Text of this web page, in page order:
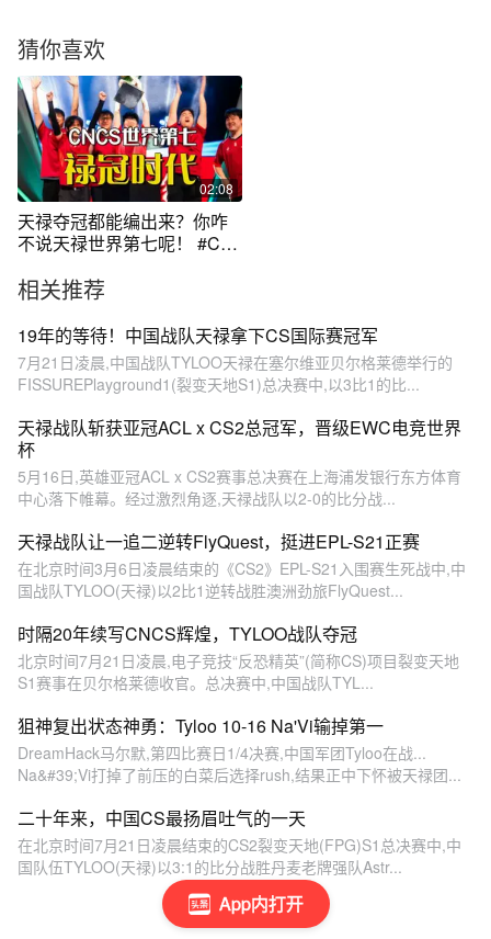
App内打开
猜你喜欢
02:08
天禄夺冠都能编出来？你咋
不说天禄世界第七呢！ #CS2
相关推荐
19年的等待！中国战队天禄拿下CS国际赛冠军
7月21日凌晨,中国战队TYLOO天禄在塞尔维亚贝尔格莱德举行的
FISSUREPlayground1(裂变天地S1)总决赛中,以3比1的比...
天禄战队斩获亚冠ACL x CS2总冠军，晋级EWC电竞世界
杯
5月16日,英雄亚冠ACL x CS2赛事总决赛在上海浦发银行东方体育
中心落下帷幕。经过激烈角逐,天禄战队以2-0的比分战...
天禄战队让一追二逆转FlyQuest，挺进EPL-S21正赛
在北京时间3月6日凌晨结束的《CS2》EPL-S21入围赛生死战中,中
国战队TYLOO(天禄)以2比1逆转战胜澳洲劲旅FlyQuest...
时隔20年续写CNCS辉煌，TYLOO战队夺冠
北京时间7月21日凌晨,电子竞技“反恐精英”(简称CS)项目裂变天地
S1赛事在贝尔格莱德收官。总决赛中,中国战队TYL...
狙神复出状态神勇：Tyloo 10-16 Na'Vi输掉第一
DreamHack马尔默,第四比赛日1/4决赛,中国军团Tyloo在战...
Na&#39;Vi打掉了前压的白菜后选择rush,结果正中下怀被天禄团...
二十年来，中国CS最扬眉吐气的一天
在北京时间7月21日凌晨结束的CS2裂变天地(FPG)S1总决赛中,中
国队伍TYLOO(天禄)以3:1的比分战胜丹麦老牌强队Astr...